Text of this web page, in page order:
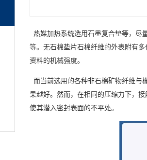
热媒加热系统选用石墨复合垫等，尽
等。 无石棉垫片石棉纤维的外表附有
资料的机械强度。
而当前选用的各种非石棉矿物纤维与
果越好。然而，在相同的压缩力下，
使其潜入密封表面的不平处。